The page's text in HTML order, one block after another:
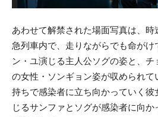
あわせて解禁された場面写真は、 時
急列車内で、走りながらでも命がけ
ン・ユ演じる主人公ソグの姿と、
の女性・ソンギョン姿が収められ
持ちで感染者に立ち向かっていく
じるサンファとソグが感染者に向